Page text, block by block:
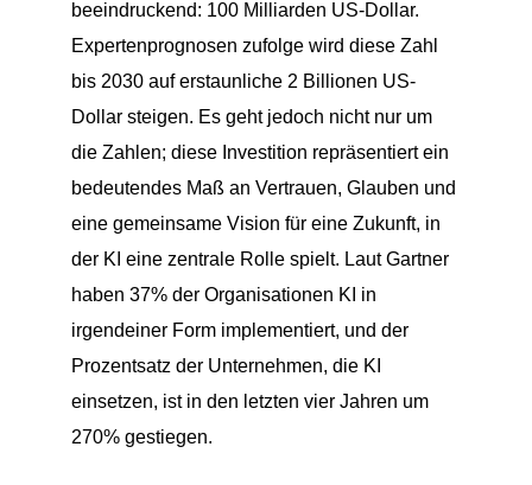
beeindruckend: 100 Milliarden US-Dollar.
Expertenprognosen zufolge wird diese Zahl
bis 2030 auf erstaunliche 2 Billionen US-
Dollar steigen. Es geht jedoch nicht nur um
die Zahlen; diese Investition repräsentiert ein
bedeutendes Maß an Vertrauen, Glauben und
eine gemeinsame Vision für eine Zukunft, in
der KI eine zentrale Rolle spielt. Laut Gartner
haben 37% der Organisationen KI in
irgendeiner Form implementiert, und der
Prozentsatz der Unternehmen, die KI
einsetzen, ist in den letzten vier Jahren um
270% gestiegen.